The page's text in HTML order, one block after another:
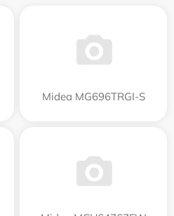
Midea MG696TRGI-S